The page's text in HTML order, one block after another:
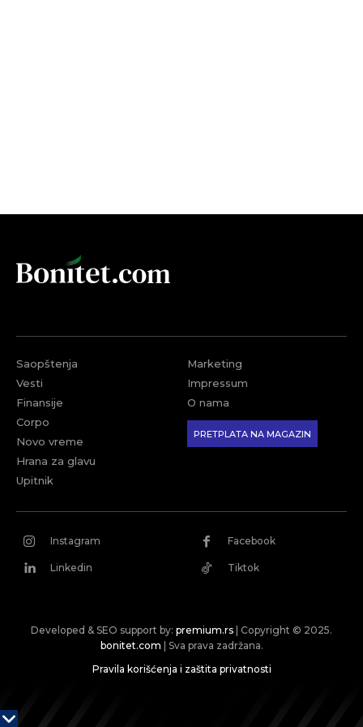
Saopštenja
Vesti
Finansije
Corpo
Novo vreme
Hrana za glavu
Upitnik
Marketing
Impressum
O nama
PRETPLATA NA MAGAZIN
Instagram Facebook
Linkedin Tiktok
Developed & SEO support by: premium.rs | Copyright © 2025.
bonitet.com | Sva prava zadržana.
Pravila korišćenja i zaštita privatnosti